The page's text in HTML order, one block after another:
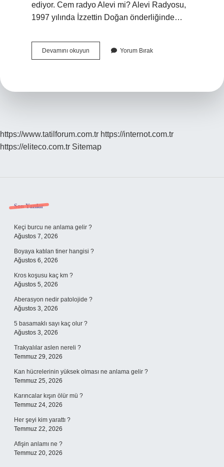
ediyor. Cem radyo Alevi mi? Alevi Radyosu,
1997 yılında İzzettin Doğan önderliğinde…
Devamını okuyun
Radyo
Yorum Bırak
https://www.tatilforum.com.tr https://internot.com.tr
https://eliteco.com.tr Sitemap
Sidebar
Son Yazılar
Keçi burcu ne anlama gelir ?
Ağustos 7, 2026
Boyaya katılan tiner hangisi ?
Ağustos 6, 2026
Kros koşusu kaç km ?
Ağustos 5, 2026
Aberasyon nedir patolojide ?
Ağustos 3, 2026
5 basamaklı sayı kaç olur ?
Ağustos 3, 2026
Trakyalılar aslen nereli ?
Temmuz 29, 2026
Kan hücrelerinin yüksek olması ne anlama gelir ?
Temmuz 25, 2026
Karıncalar kışın ölür mü ?
Temmuz 24, 2026
Her şeyi kim yarattı ?
Temmuz 22, 2026
Afişin anlamı ne ?
Temmuz 20, 2026